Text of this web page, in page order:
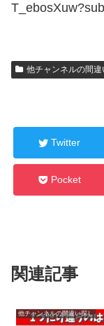
他チャンネルの間違
Twitter
Pocket
関連記事
他チャンネルの間違い探し